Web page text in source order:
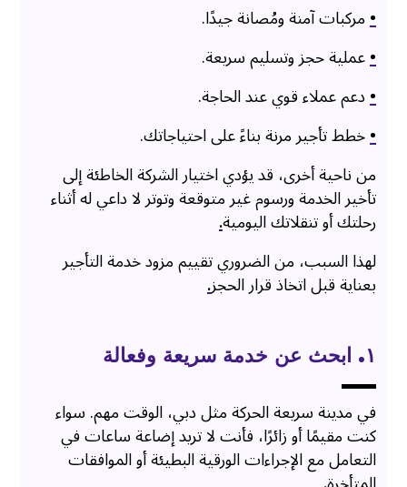
•مركبات آمنة ومُصانة جيدًا.
•عملية حجز وتسليم سريعة.
•دعم عملاء قوي عند الحاجة.
•خطط تأجير مرنة بناءً على احتياجاتك.
من ناحية أخرى، قد يؤدي اختيار الشركة الخاطئة إلى
تأخير الخدمة ورسوم غير متوقعة وتوتر لا داعي له أثناء
رحلتك أو تنقلاتك اليومية.
لهذا السبب، من الضروري تقييم مزود خدمة التأجير
بعناية قبل اتخاذ قرار الحجز.
١. ابحث عن خدمة سريعة وفعالة
في مدينة سريعة الحركة مثل دبي، الوقت مهم. سواء
كنت مقيمًا أو زائرًا، فأنت لا تريد إضاعة ساعات في
التعامل مع الإجراءات الورقية البطيئة أو الموافقات